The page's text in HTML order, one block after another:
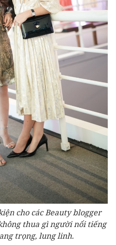
cho các Beauty blogger
thua gì người nổi tiếng
trọng, lung linh.